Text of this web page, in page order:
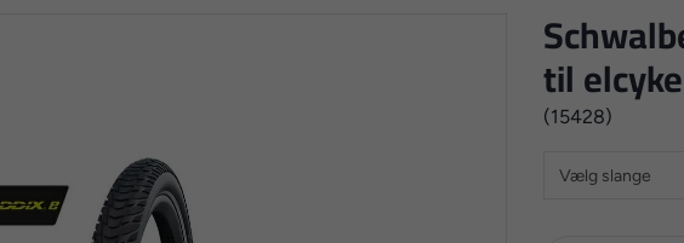
til
(15428)